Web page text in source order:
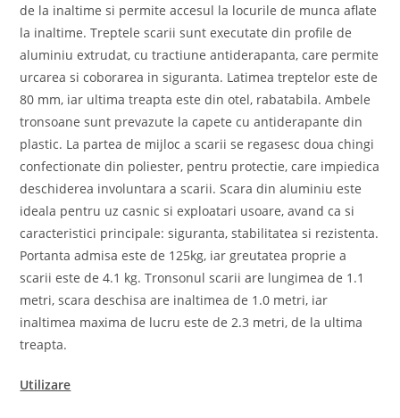
de la inaltime si permite accesul la locurile de munca aflate
la inaltime. Treptele scarii sunt executate din profile de
aluminiu extrudat, cu tractiune antiderapanta, care permite
urcarea si coborarea in siguranta. Latimea treptelor este de
80 mm, iar ultima treapta este din otel, rabatabila. Ambele
tronsoane sunt prevazute la capete cu antiderapante din
plastic. La partea de mijloc a scarii se regasesc doua chingi
confectionate din poliester, pentru protectie, care impiedica
deschiderea involuntara a scarii. Scara din aluminiu este
ideala pentru uz casnic si exploatari usoare, avand ca si
caracteristici principale: siguranta, stabilitatea si rezistenta.
Portanta admisa este de 125kg, iar greutatea proprie a
scarii este de 4.1 kg. Tronsonul scarii are lungimea de 1.1
metri, scara deschisa are inaltimea de 1.0 metri, iar
inaltimea maxima de lucru este de 2.3 metri, de la ultima
treapta.
Utilizare